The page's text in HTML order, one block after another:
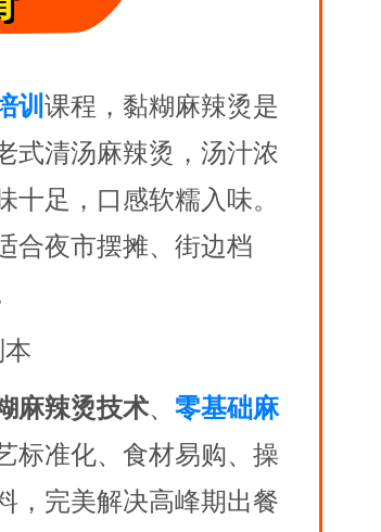
训 课程，黏糊麻辣烫是
式清汤麻辣烫，汤汁浓
足，口感软糯入味。
合夜市摆摊、街边档
麻辣烫技术、 零基础麻
标准化、食材易购、操
，完美解决高峰期出餐